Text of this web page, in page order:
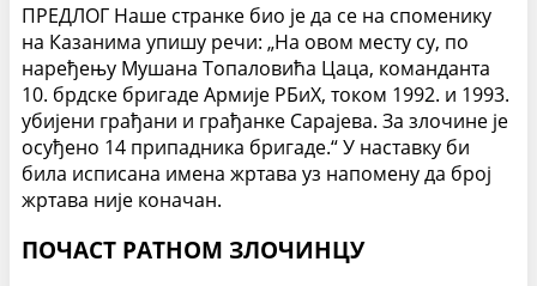
ПРЕДЛОГ Наше странке био је да се на споменику
на Казанима упишу речи: „На овом месту су, по
наређењу Мушана Топаловића Цаца, команданта
10. брдске бригаде Армије РБиХ, током 1992. и 1993.
убијени грађани и грађанке Сарајева. За злочине је
осуђено 14 припадника бригаде.“ У наставку би
била исписана имена жртава уз напомену да број
жртава није коначан.
ПОЧАСТ РАТНОМ ЗЛОЧИНЦУ